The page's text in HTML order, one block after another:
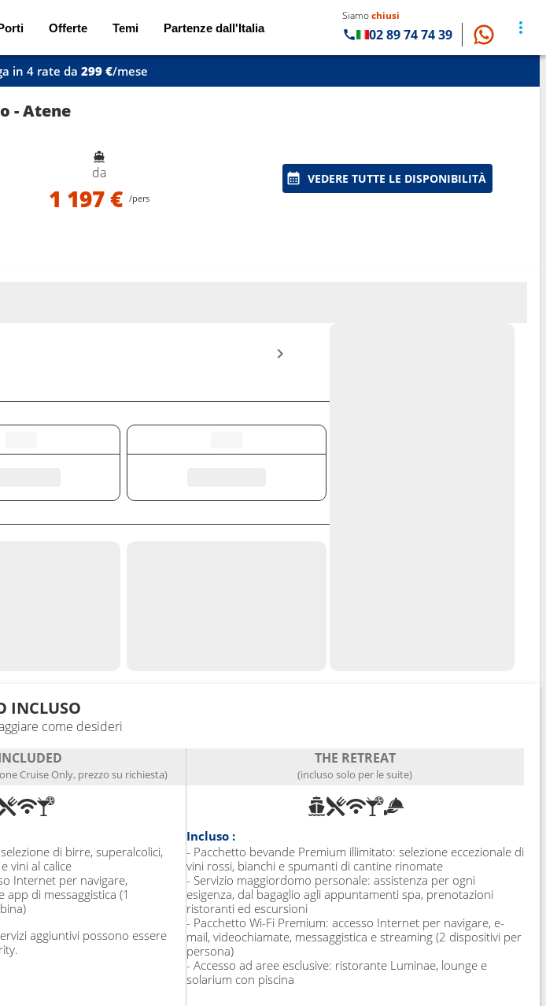
Offerte Temi Partenze dall'Italia
Siamochiusi
02 89 74 74 39
in 4 rate da 299 €/mese
- Atene
da
1 197 € /pers
VEDERE TUTTE LE DISPONIBILITÀ
INCLUSO
come desideri
Cruise Only, prezzo su richiesta)
di birre, superalcolici,
vini al calice
Internet per navigare,
app di messaggistica (1
aggiuntivi possono essere
THE RETREAT
(incluso solo per le suite)
Incluso :
- Pacchetto bevande Premium illimitato: selezione eccezionale di
vini rossi, bianchi e spumanti di cantine rinomate
- Servizio maggiordomo personale: assistenza per ogni
esigenza, dal bagaglio agli appuntamenti spa, prenotazioni
ristoranti ed escursioni
- Pacchetto Wi-Fi Premium: accesso Internet per navigare, e-
mail, videochiamate, messaggistica e streaming (2 dispositivi per
persona)
- Accesso ad aree esclusive: ristorante Luminae, lounge e
solarium con piscina